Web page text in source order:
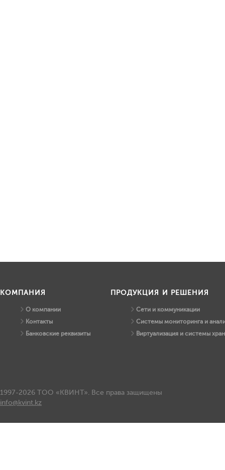
КОМПАНИЯ
О компании
Контакты
Банковские реквизиты
ПРОДУКЦИЯ И РЕШЕНИЯ
Сети и коммуникации
Системы мониторинга и
Виртуализация и системы
1997-2026 ТОО «КВИНТ». Все права защищены
info@kvint.kz